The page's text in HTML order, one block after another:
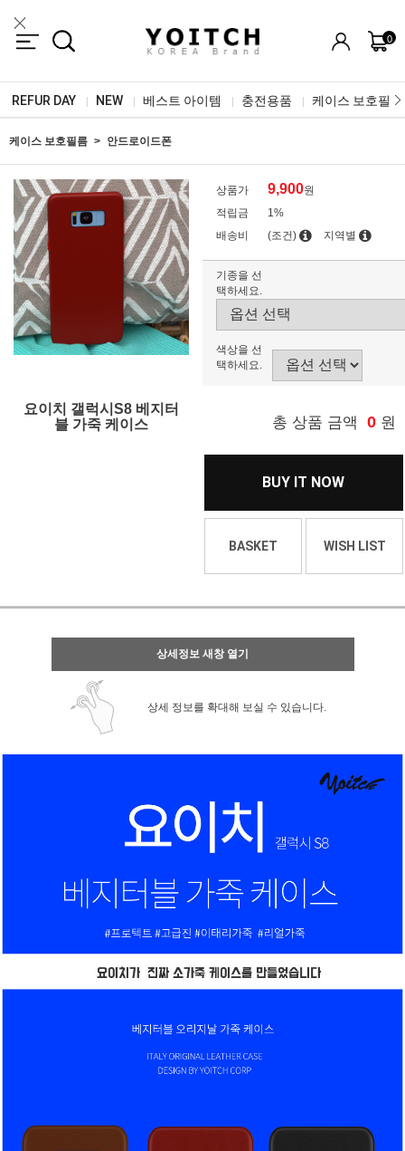
0
REFUR DAY NEW 베스트 아이템 충전용품 케이스 보호필름
케이스 보호필름 안드로이드폰
요이치 갤럭시S8 베지터
블 가죽 케이스
상품가 9,900원
적립금
1%
배송비
(조건) 지역별
기종을 선
택하세요.
색상을 선
택하세요.
총 상품 금액 0 원
BUY IT NOW
BASKET WISH LIST
상세정보 새창 열기
상세 정보를 확대해 보실 수 있습니다.